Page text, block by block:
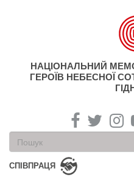
НАЦІОНАЛЬНИЙ
ГЕРОЇВ НЕБЕСНОЇ
Пошукова
форма
Пошук
СПІВПРАЦЯ